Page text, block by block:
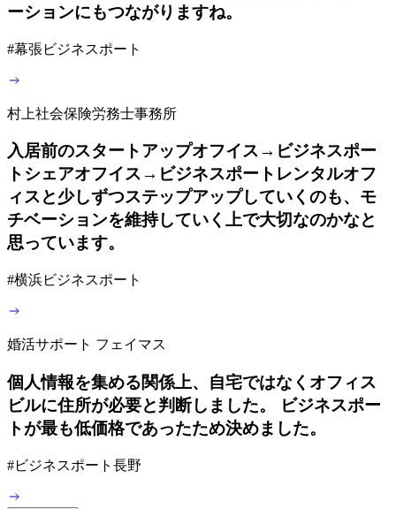
ーションにもつながりますね。
#幕張ビジネスポート
村上社会保険労務士事務所
入居前のスタートアップオフイス→ビジネスポー
トシェアオフイス→ビジネスポートレンタルオフ
ィスと少しずつステップアップしていくのも、モ
チベーションを維持していく上で大切なのかなと
思っています。
#横浜ビジネスポート
婚活サポート フェイマス
個人情報を集める関係上、自宅ではなくオフィス
ビルに住所が必要と判断しました。 ビジネスポー
トが最も低価格であったため決めました。
#ビジネスポート長野